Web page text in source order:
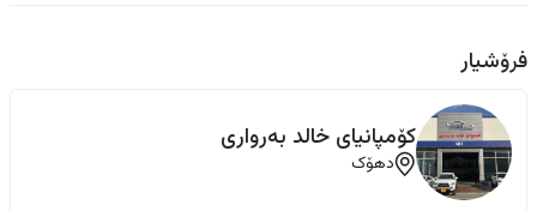
فرۆشیار
کۆمپانیای خالد بەرواری
دهۆک